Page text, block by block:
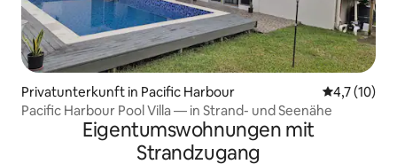
Privatunterkunft in Pacific Harbour
4,7 (10)
Pacific Harbour Pool Villa — in Strand- und Seenähe
Eigentumswohnungen mit
Strandzugang